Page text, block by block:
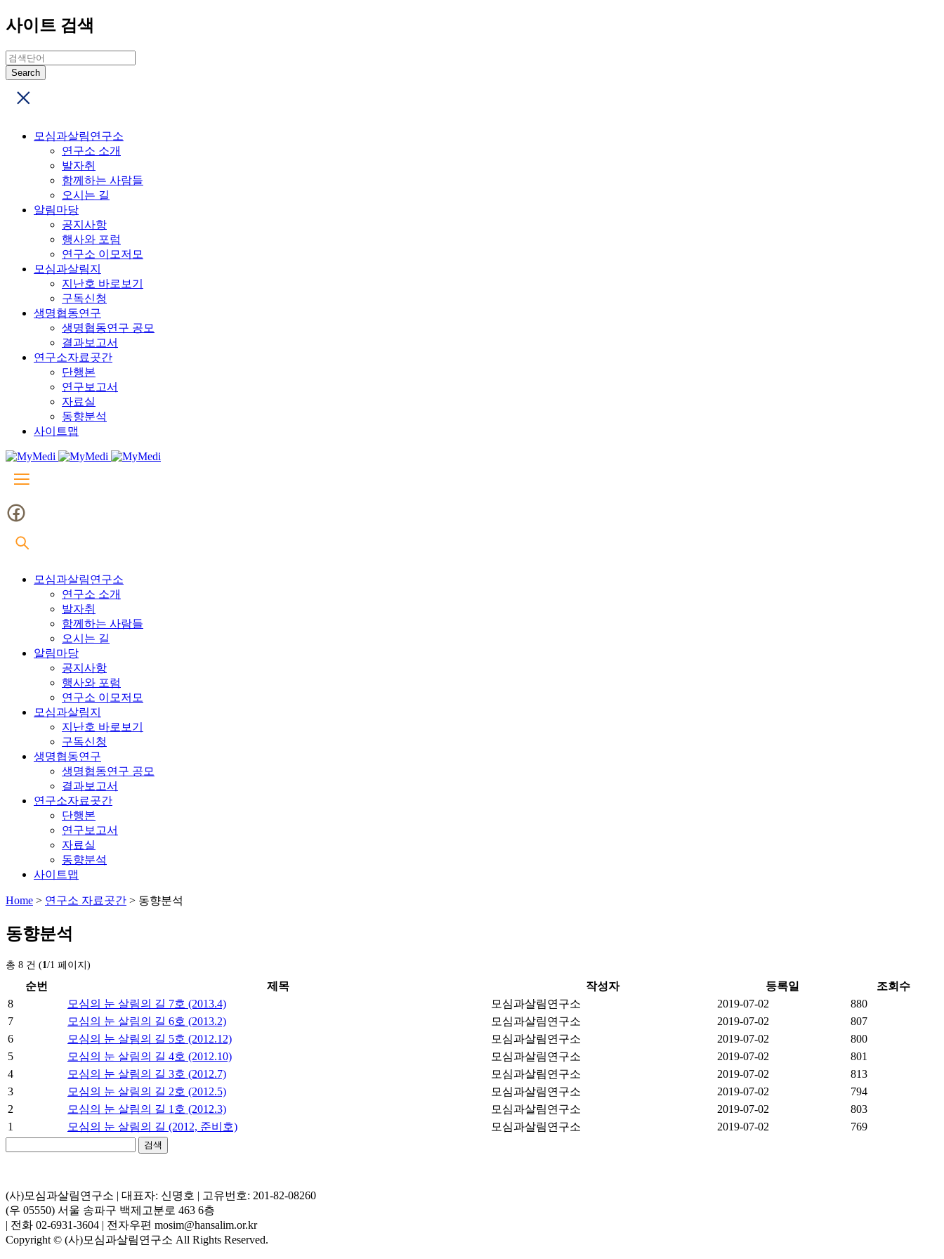
사이트 검색
모심과살림연구소
연구소 소개
발자취
함께하는 사람들
오시는 길
알림마당
공지사항
행사와 포럼
연구소 이모저모
모심과살림지
지난호 바로보기
구독신청
생명협동연구
생명협동연구 공모
결과보고서
연구소자료곳간
단행본
연구보고서
자료실
동향분석
사이트맵
모심과살림연구소
연구소 소개
발자취
함께하는 사람들
오시는 길
알림마당
공지사항
행사와 포럼
연구소 이모저모
모심과살림지
지난호 바로보기
구독신청
생명협동연구
생명협동연구 공모
결과보고서
연구소자료곳간
단행본
연구보고서
자료실
동향분석
사이트맵
Home > 연구소 자료곳간 > 동향분석
동향분석
총 8 건 (1/1 페이지)
순번 제목 작성자 등록일
조회수
8
모심의 눈 살림의 길 7호 (2013.4) 모심과살림연구소 2019-07-02
880
7
모심의 눈 살림의 길 6호 (2013.2) 모심과살림연구소 2019-07-02
807
6
모심의 눈 살림의 길 5호 (2012.12) 모심과살림연구소 2019-07-02
800
5
모심의 눈 살림의 길 4호 (2012.10) 모심과살림연구소 2019-07-02
801
4
모심의 눈 살림의 길 3호 (2012.7) 모심과살림연구소 2019-07-02
813
3
모심의 눈 살림의 길 2호 (2012.5) 모심과살림연구소 2019-07-02
794
2
모심의 눈 살림의 길 1호 (2012.3) 모심과살림연구소 2019-07-02
803
1
모심의 눈 살림의 길 (2012, 준비호) 모심과살림연구소 2019-07-02 769
검색
(사)모심과살림연구소 | 대표자: 신명호 | 고유번호: 201-82-08260
(우 05550) 서울 송파구 백제고분로 463 6층
| 전화 02-6931-3604 | 전자우편 mosim@hansalim.or.kr
Copyright © (사)모심과살림연구소 All Rights Reserved.